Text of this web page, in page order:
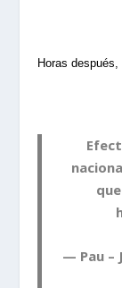
Horas
— Pau –